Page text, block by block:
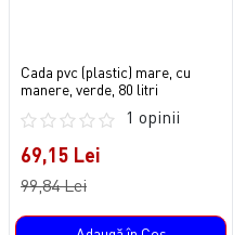
Cada pvc (plastic) mare, cu
manere, verde, 80 litri
1 opinii
69,15 Lei
99,84 Lei